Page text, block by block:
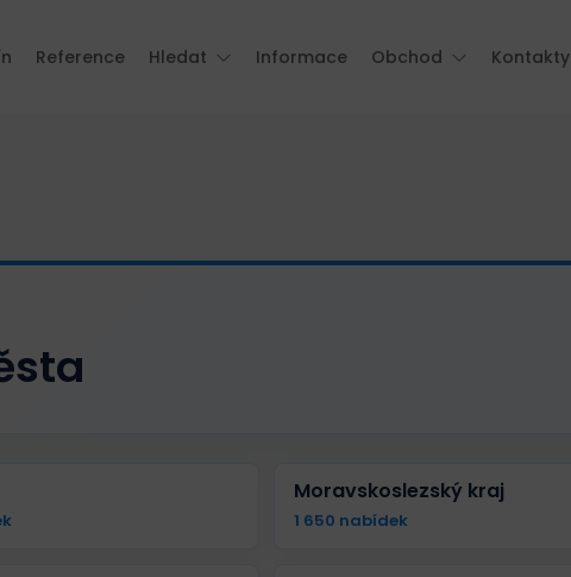
Reference Hledat Informace Obchod Kontakty
Moravskoslezský kraj
1 650 nabídek